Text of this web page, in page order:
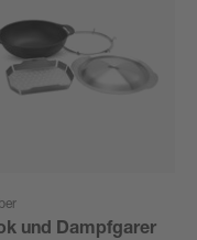
und Dampfgarer